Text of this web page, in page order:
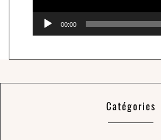
00:00
Catégories